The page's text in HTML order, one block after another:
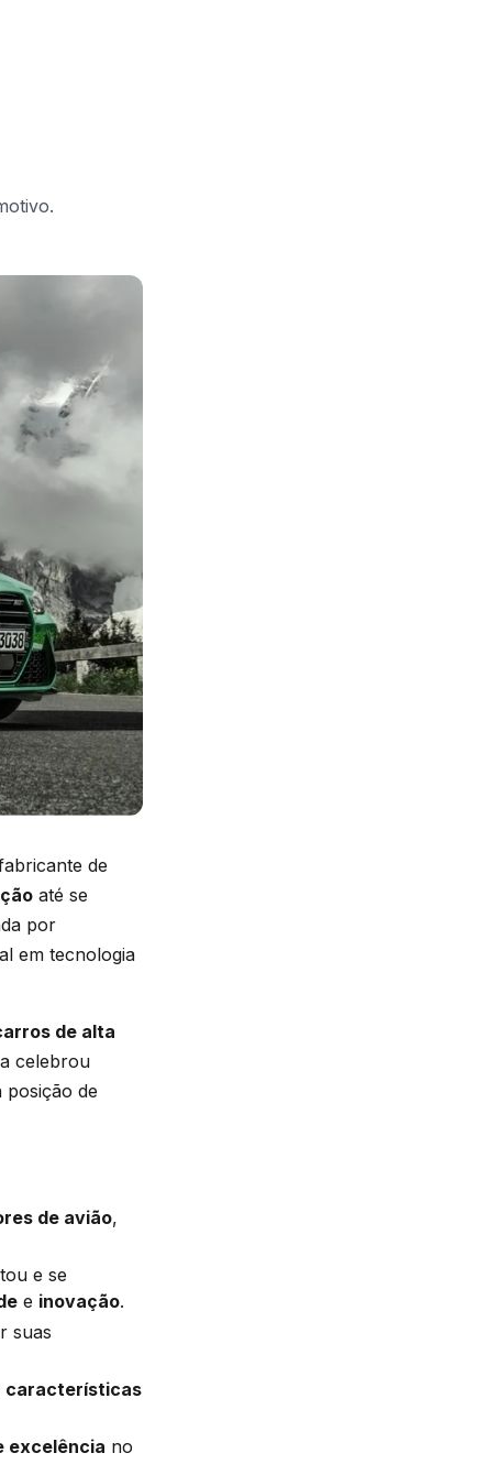
de
até se
por
em tecnologia
de alta
celebrou
de
de avião,
e se
e inovação.
suas
características
excelência no